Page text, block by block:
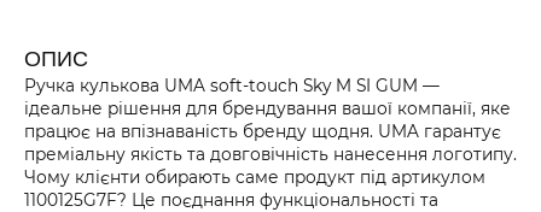
ОПИС
Ручка кулькова UMA soft-touch Sky M SI GUM —
ідеальне рішення для брендування вашої компанії, яке
працює на впізнаваність бренду щодня. UMA гарантує
преміальну якість та довговічність нанесення логотипу.
Чому клієнти обирають саме продукт під артикулом
1100125G7F? Це поєднання функціональності та